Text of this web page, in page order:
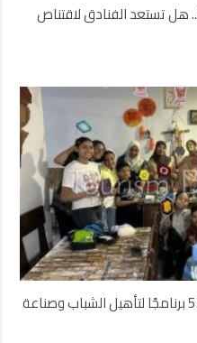
هل تستعد الفنادق لاقتناص
المتاحف تتحول لمدرسة سياحية و52 برنامجًا لتأهيل الشباب وصناعة